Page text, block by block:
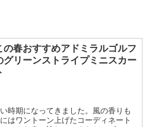
の春おすすめアドミラルゴルフ
グリーンストライプミニスカー
時期になってきました。風の香りも
はワントーン上げたコーディネート